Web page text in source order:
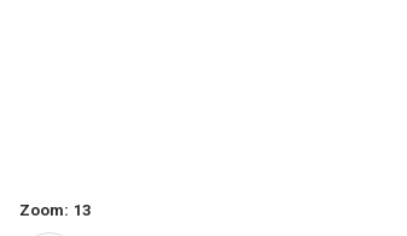
Zoom: 13